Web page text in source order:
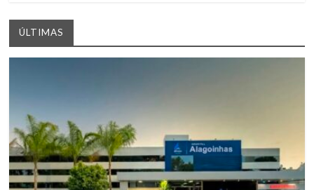
ÚLTIMAS